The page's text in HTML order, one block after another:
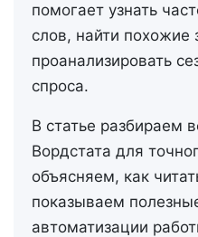
помогает узнать
слов, найти похожие
проанализировать
спроса.
В статье разбираем
Вордстата для
объясняем, как
показываем
автоматизации